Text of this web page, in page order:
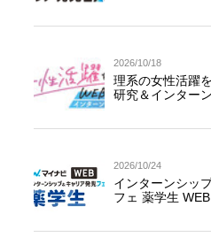
2026/10/18
理系の女性活躍
研究＆インター
2026/10/24
インターンシッ
フェ 薬学生